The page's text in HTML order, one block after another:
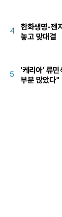
4
한화생명-젠
놓고 맞대결
5
'케리아' 류민
부분 많았다"